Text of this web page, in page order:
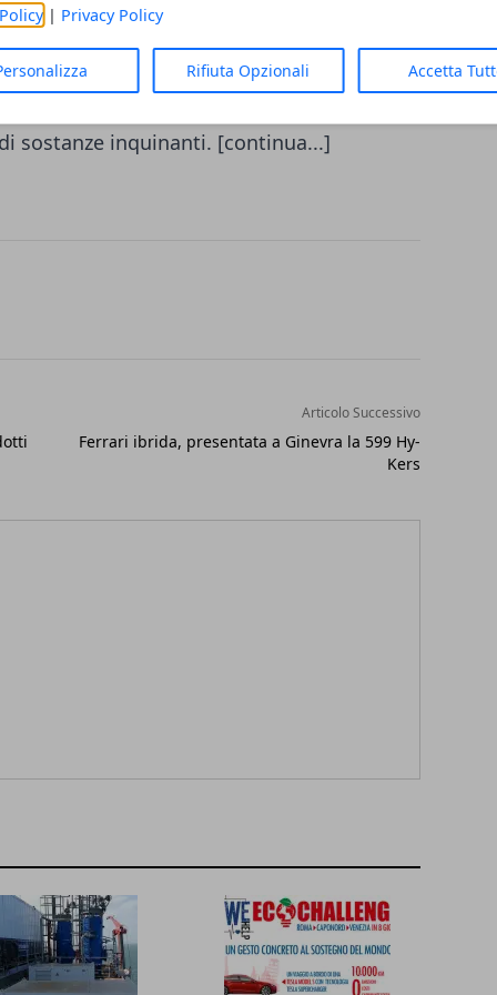
| Privacy Policy
Rifiuta Opzionali Accetta
serra, riduce il consumo di energia
un circolo virtuoso: le materie prime
attraverso processi di biodegradazione
sostanze inquinanti. [continua...]
Articolo Successivo
Ferrari ibrida, presentata a Ginevra la 599 Hy-
Kers